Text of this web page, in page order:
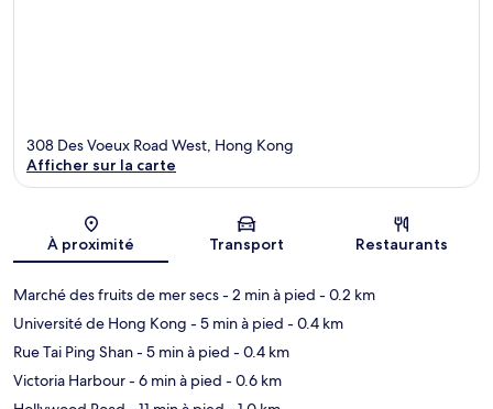
Carte
308 Des Voeux Road West, Hong Kong
Afficher sur la carte
À proximité Transport Restaurants
Marché des fruits de mer secs- 2 min à pied - 0.2 km
Université de Hong Kong - 5 min à pied - 0.4 km
Rue Tai Ping Shan- 5 min à pied - 0.4 km
Victoria Harbour- 6 min à pied - 0.6 km